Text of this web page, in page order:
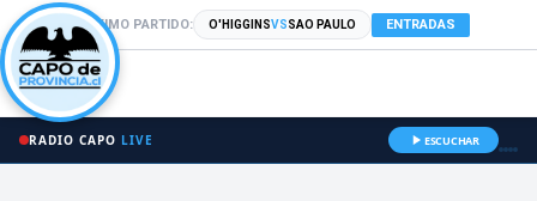
PRÓXIMO PARTIDO: O'HIGGINSVSSAO PAULO ENTRADAS
RADIO CAPO LIVE ESCUCHAR